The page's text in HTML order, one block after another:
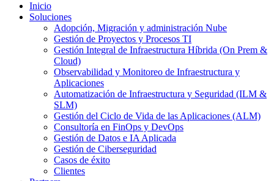
Inicio
Soluciones
Adopción, Migración y administración Nube
Gestión de Proyectos y Procesos TI
Gestión Integral de Infraestructura Híbrida (On Prem &
Cloud)
Observabilidad y Monitoreo de Infraestructura y
Aplicaciones
Automatización de Infraestructura y Seguridad (ILM &
SLM)
Gestión del Ciclo de Vida de las Aplicaciones (ALM)
Consultoría en FinOps y DevOps
Gestión de Datos e IA Aplicada
Gestión de Ciberseguridad
Casos de éxito
Clientes